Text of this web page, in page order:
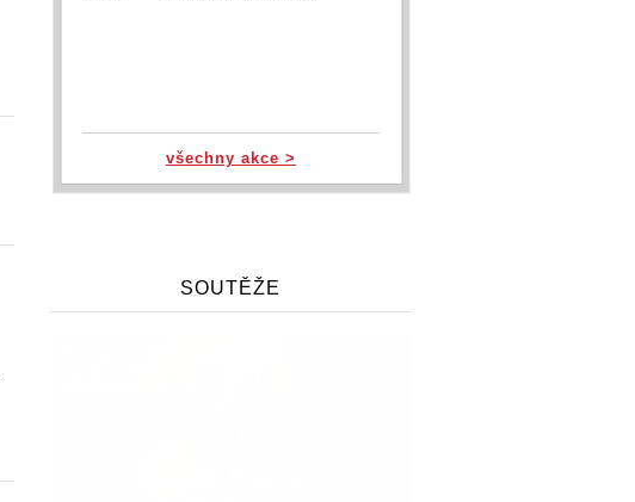
všechny akce >
SOUTĚŽE